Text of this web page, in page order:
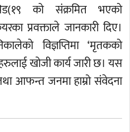
को संक्रमित भएको
प्रवक्ताले जानकारी दिए।
विज्ञप्तिमा ‘मृतकको
खोजी कार्य जारी छ। यस
आफन्त जनमा हाम्रो संवेदना